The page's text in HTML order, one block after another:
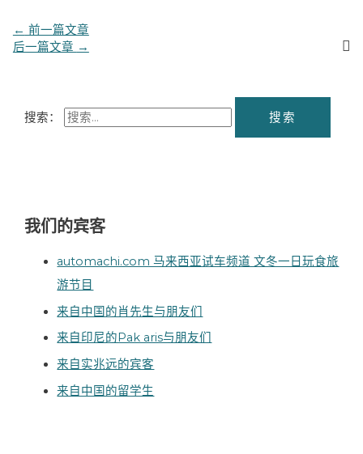
搜索：
我们的宾客
automachi.com 马来西亚试车频道 文冬一日玩食旅
游节目
来自中国的肖先生与朋友们
来自印尼的Pak aris与朋友们
来自实兆远的宾客
来自中国的留学生
← 前一篇文章
后一篇文章 →